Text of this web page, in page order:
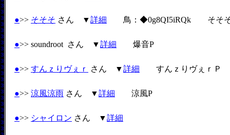
●>> そそそ さん ▼詳細 鳥：◆0g8QI5iRQk そそ
●>> soundroot さん ▼詳細 爆音P
●>> すんｚりヴぇｒ さん ▼詳細 すんｚりヴぇｒＰ
●>> 涼風涼雨 さん ▼詳細 涼風P
●>> シャイロン さん ▼詳細